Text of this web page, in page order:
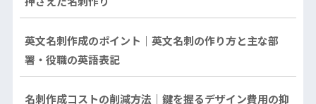
英文名刺作成のポイント｜英文名刺の作り方と主な部
署・役職の英語表記
名刺作成コストの削減方法｜鍵を握るデザイン費用の抑